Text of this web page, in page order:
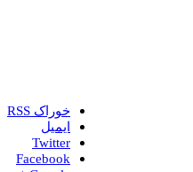
خوراک RSS
ایمیل
Twitter
Facebook